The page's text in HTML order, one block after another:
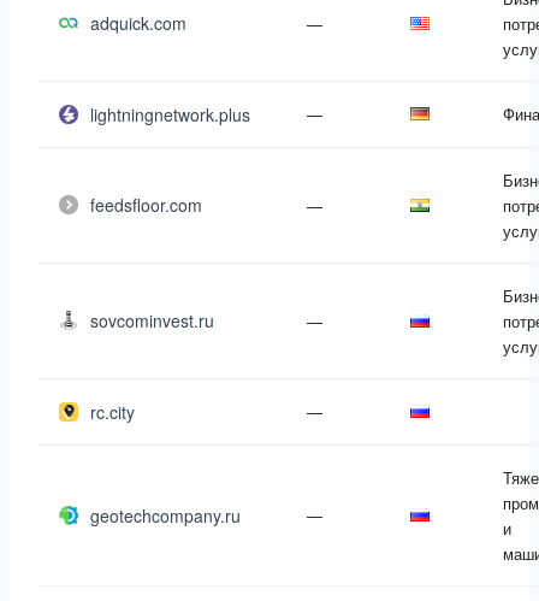
adquick.com —
lightningnetwork.plus —
feedsfloor.com —
sovcominvest.ru —
rc.city —
geotechcompany.ru —
и